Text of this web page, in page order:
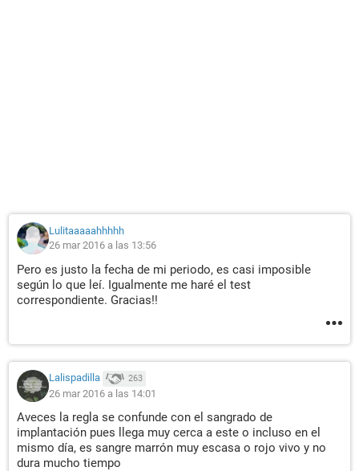
Lulitaaaaahhhhh
26 mar 2016 a las 13:56
Pero es justo la fecha de mi periodo, es casi imposible
según lo que leí. Igualmente me haré el test
correspondiente. Gracias!!
Lalispadilla 263
26 mar 2016 a las 14:01
Aveces la regla se confunde con el sangrado de
implantación pues llega muy cerca a este o incluso en el
mismo día, es sangre marrón muy escasa o rojo vivo y no
dura mucho tiempo